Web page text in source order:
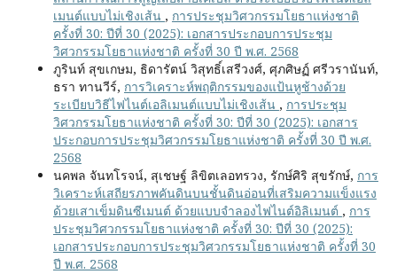
เมนต์แบบไม่เชิงเส้น , การประชุมวิศวกรรมโยธาแห่งชาติ
ครั้งที่ 30: ปีที่ 30 (2025): เอกสารประกอบการประชุม
วิศวกรรมโยธาแห่งชาติ ครั้งที่ 30 ปี พ.ศ. 2568
ภูรินท์ สุขเกษม, ธิดารัตน์ วิสุทธิ์เสรีวงศ์, ศุภศิษฏ์ ศรีวรานันท์,
ธรา ทานวีร์, การวิเคราะห์พฤติกรรมของแป้นหูช้างด้วย
ระเบียบวิธีไฟไนต์เอลิเมนต์แบบไม่เชิงเส้น , การประชุม
วิศวกรรมโยธาแห่งชาติ ครั้งที่ 30: ปีที่ 30 (2025): เอกสาร
ประกอบการประชุมวิศวกรรมโยธาแห่งชาติ ครั้งที่ 30 ปี พ.ศ.
2568
นคพล จันทโรจน์, สุเชษฐ์ ลิขิตเลอทรวง, รักษ์ศิริ สุขรักษ์, การ
วิเคราะห์เสถียรภาพคันดินบนชั้นดินอ่อนที่เสริมความแข็งแรง
ด้วยเสาเข็มดินซีเมนต์ ด้วยแบบจำลองไฟไนต์อิลิเมนต์ , การ
ประชุมวิศวกรรมโยธาแห่งชาติ ครั้งที่ 30: ปีที่ 30 (2025):
เอกสารประกอบการประชุมวิศวกรรมโยธาแห่งชาติ ครั้งที่ 30
ปี พ.ศ. 2568